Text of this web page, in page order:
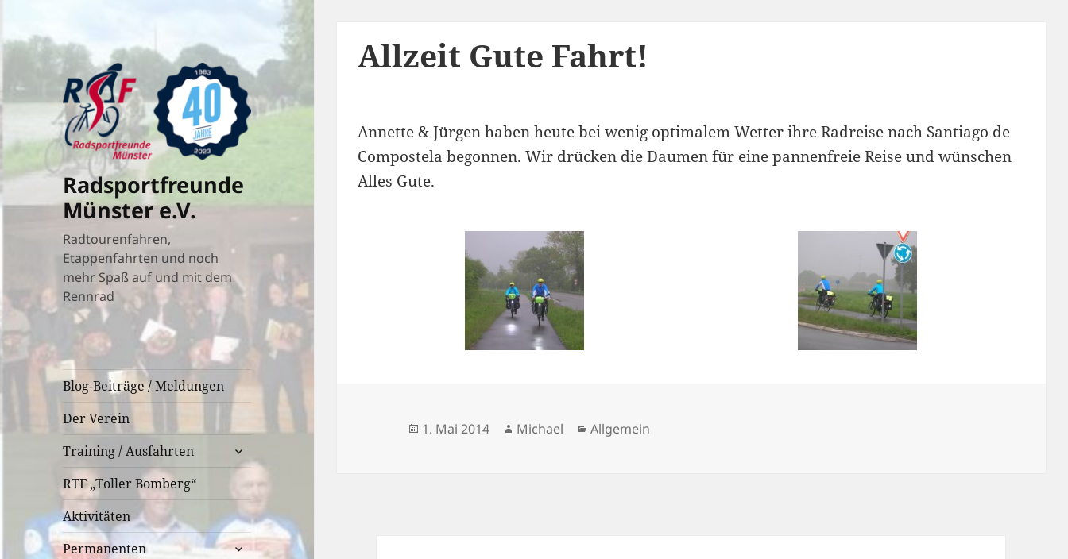
Radsportfreunde
Münster e.V.
Radtourenfahren,
Etappenfahrten und noch
mehr Spaß auf und mit dem
Rennrad
Blog-Beiträge / Meldungen
Der Verein
Training / Ausfahrten
untermenü
öffnen
RTF „Toller Bomberg“
Aktivitäten
Permanenten
untermenü
Allzeit Gute Fahrt!
Annette & Jürgen haben heute bei wenig optimalem Wetter ihre Radreise nach Santiago de
Compostela begonnen. Wir drücken die Daumen für eine pannenfreie Reise und wünschen
Alles Gute.
Veröffentlicht
1. Mai 2014 Autor
Michael Kategorien
Allgemein